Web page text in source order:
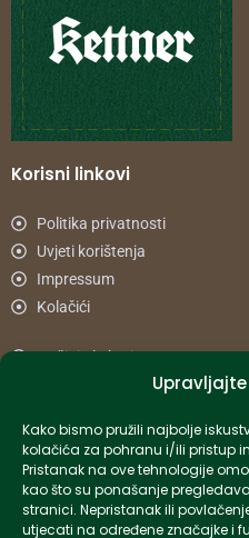
Kako bismo pružili najbolje
kolačića za pohranu i/ili pristup
Pristanak na ove tehnologije
kao što su ponašanje
stranici. Nepristanak ili
utjecati na određene značajke i
Korisni linkovi
Politika privatnosti
Uvjeti korištenja
Impressum
Kolačići
Načini plaćanja
Informacije
info-hr@kettner.com